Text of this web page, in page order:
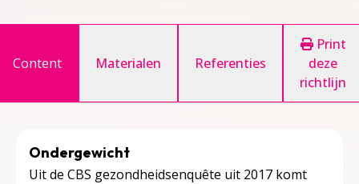
Content Materialen Referenties
Print
deze
richtlijn
Ondergewicht
Uit de CBS gezondheidsenquête uit 2017 komt